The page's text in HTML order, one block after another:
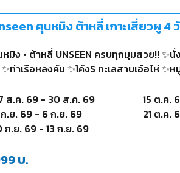
คุนหมิง ต้าหลี่ เกาะเสี่ยวผู 4
• ต้าหลี่ UNSEEN ครบทุกมุมสวย!! ✨นั่งเรือสู่
อวิ๋นเซียงซาน ✨ถนนช
ส.ค. 69 - 30 ส.ค. 69
.ย. 69 - 6 ก.ย. 69
ก.ย. 69 -13 ก.ย. 69
15 ต.ค.
21 ต.ค.
บ.